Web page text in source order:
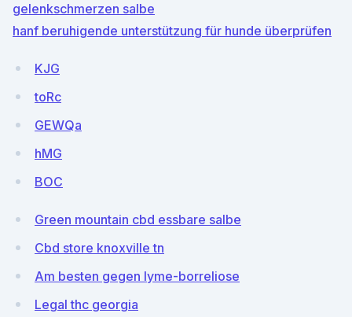
gelenkschmerzen salbe
hanf beruhigende unterstützung für hunde überprüfen
KJG
toRc
GEWQa
hMG
BOC
Green mountain cbd essbare salbe
Cbd store knoxville tn
Am besten gegen lyme-borreliose
Legal thc georgia